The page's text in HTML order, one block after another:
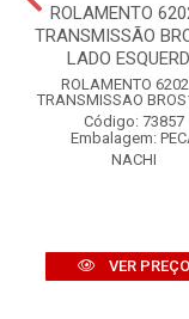
ROLAMENTO
TRANSMISSÃO
LADO
ROLAMENTO
TRANSMISSAO
Código: 73857
Embalagem:
NACHI
VER PREÇO